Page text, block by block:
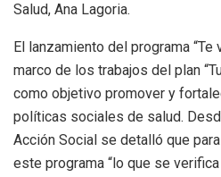
Salud, Ana Lagoria.
El lanzamiento del programa “Te
marco de los trabajos del plan
como objetivo promover y
políticas sociales de salud.
Acción Social se detalló que
este programa “lo que se